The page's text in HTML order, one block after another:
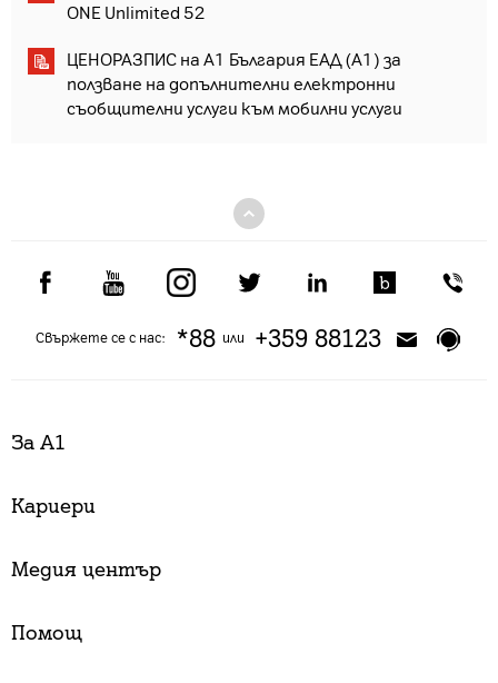
ONE Unlimited 52
ЦЕНОРАЗПИС на А1 България ЕАД (А1) за
ползване на допълнителни електронни
съобщителни услуги към мобилни услуги
Свържете се с нас: *88или +359 88123
За А1
Кариери
Медия център
Помощ